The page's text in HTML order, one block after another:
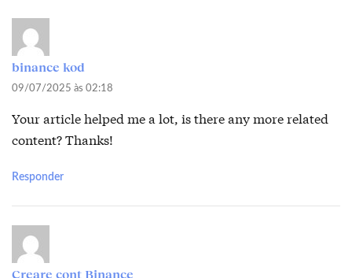
binance kod
09/07/2025 às 02:18
Your article helped me a lot, is there any more related
content? Thanks!
Responder
Creare cont Binance